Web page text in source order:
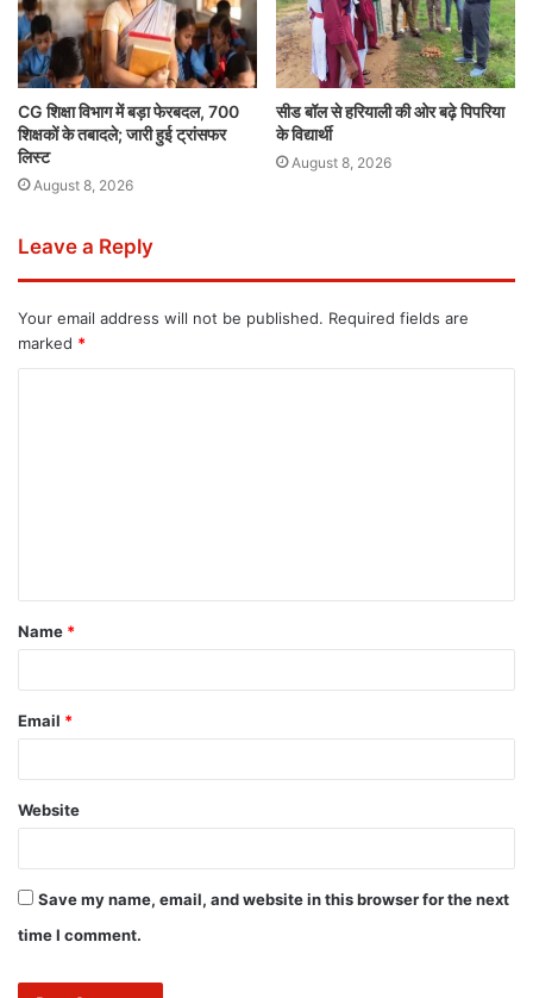
CG शिक्षा विभाग में बड़ा फेरबदल, 700
शिक्षकों के तबादले; जारी हुई ट्रांसफर
लिस्ट
August 8, 2026
सीड बॉल से हरियाली की ओर बढ़े पिपरिया
के विद्यार्थी
August 8, 2026
Leave a Reply
Your email address will not be published. Required fields are
marked *
Name *
Email *
Website
Save my name, email, and website in this browser for the next
time I comment.